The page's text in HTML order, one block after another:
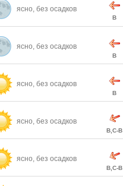
ясно, без осадков
В
ясно, без осадков
В
ясно, без осадков
В
ясно, без осадков
В,С-В
ясно, без осадков
В,С-В